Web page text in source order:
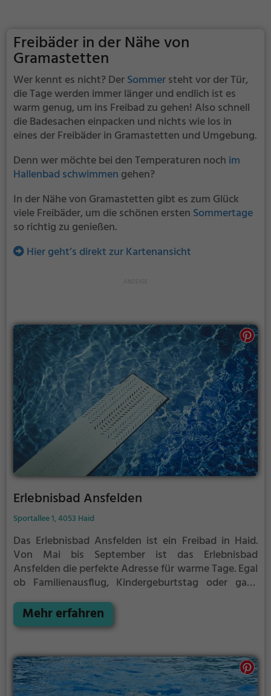
Freibäder in der Nähe von
Gramastetten
Wer kennt es nicht? DerSommersteht vor der Tür,
die Tage werden immer länger und endlich ist es
warm genug, um ins Freibad zu gehen! Also schnell
die Badesachen einpacken und nichts wie los in
eines der Freibäder in Gramastetten und Umgebung.
Denn wer möchte bei den Temperaturen noch im
Hallenbad schwimmen gehen?
In der Nähe von Gramastetten gibt es zum Glück
viele Freibäder, um die schönen ersten Sommertage
so richtig zu genießen.
Hier geht’s direkt zur Kartenansicht
Erlebnisbad Ansfelden
Sportallee 1, 4053 Haid
Das Erlebnisbad Ansfelden ist ein Freibad in Haid.
Von Mai bis September ist das Erlebnisbad
Ansfelden die perfekte Adresse für warme Tage. Egal
ob Familienausflug, Kindergeburtstag oder ganz
kommt jeder auf seine Kosten. Bei gutem Wetter
kann die Freibadsaison im Erlebnisbad Ansfelden
findest du auf der Website.
Mehr erfahren